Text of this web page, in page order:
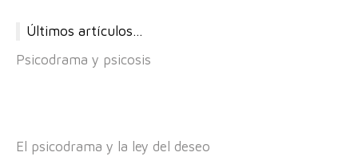
Últimos artículos…
Psicodrama y psicosis
El psicodrama y la ley del deseo